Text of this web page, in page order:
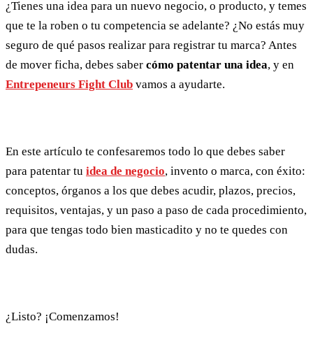
¿Tienes una idea para un nuevo negocio, o producto, y temes
que te la roben o tu competencia se adelante? ¿No estás muy
seguro de qué pasos realizar para registrar tu marca? Antes
de mover ficha, debes saber cómo patentar una idea, y en
Entrepeneurs Fight Club vamos a ayudarte.
En este artículo te confesaremos todo lo que debes saber
para patentar tu idea de negocio, invento o marca, con éxito:
conceptos, órganos a los que debes acudir, plazos, precios,
requisitos, ventajas, y un paso a paso de cada procedimiento,
para que tengas todo bien masticadito y no te quedes con
dudas.
¿Listo? ¡Comenzamos!